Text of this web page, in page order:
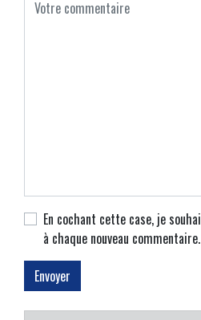
En cochant cette case, je
à chaque nouveau commentaire.